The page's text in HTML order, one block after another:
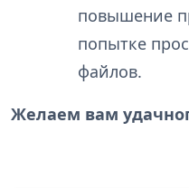
повышение
попытке
файлов.
Желаем вам